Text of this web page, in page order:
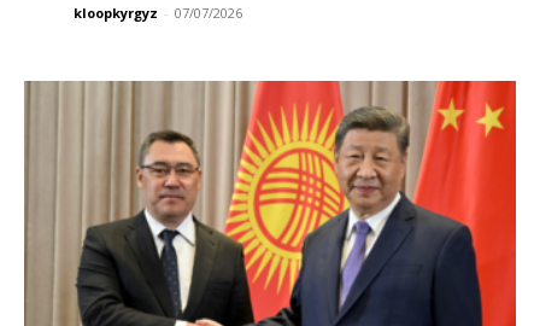
kloopkyrgyz - 07/07/2026